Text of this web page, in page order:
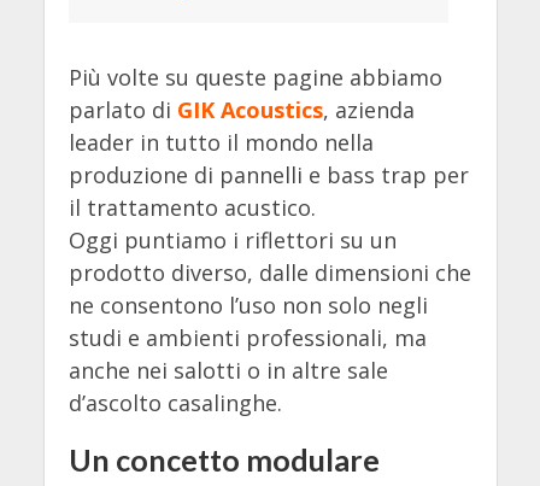
Più volte su queste pagine abbiamo
parlato di GIK Acoustics, azienda
leader in tutto il mondo nella
produzione di pannelli e bass trap per
il trattamento acustico.
Oggi puntiamo i riflettori su un
prodotto diverso, dalle dimensioni che
ne consentono l’uso non solo negli
studi e ambienti professionali, ma
anche nei salotti o in altre sale
d’ascolto casalinghe.
Un concetto modulare